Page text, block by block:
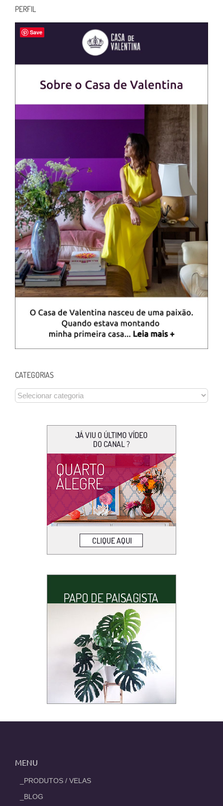
PERFIL
CATEGORIAS
CATEGORIAS
MENU
_PRODUTOS / VELAS
_BLOG
Save